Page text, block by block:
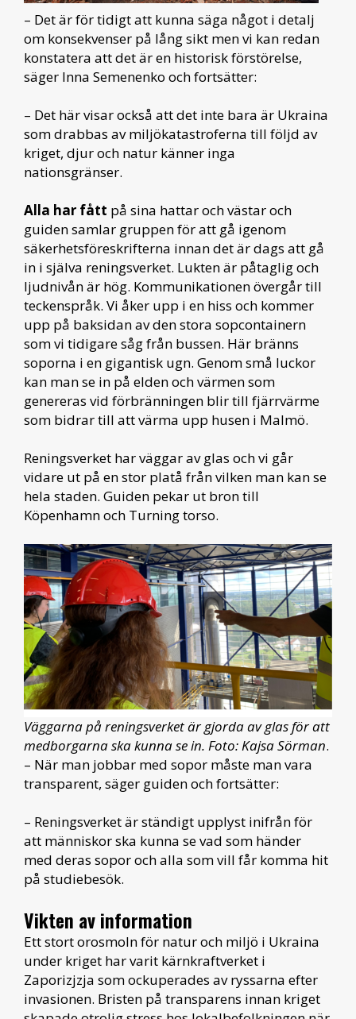
– Det är för tidigt att kunna säga något i detalj
om konsekvenser på lång sikt men vi kan redan
konstatera att det är en historisk förstörelse,
säger Inna Semenenko och fortsätter:
– Det här visar också att det inte bara är Ukraina
som drabbas av miljökatastroferna till följd av
kriget, djur och natur känner inga
nationsgränser.
Alla har fått på sina hattar och västar och
guiden samlar gruppen för att gå igenom
säkerhetsföreskrifterna innan det är dags att gå
in i själva reningsverket. Lukten är påtaglig och
ljudnivån är hög. Kommunikationen övergår till
teckenspråk. Vi åker upp i en hiss och kommer
upp på baksidan av den stora sopcontainern
som vi tidigare såg från bussen. Här bränns
soporna i en gigantisk ugn. Genom små luckor
kan man se in på elden och värmen som
genereras vid förbränningen blir till fjärrvärme
som bidrar till att värma upp husen i Malmö.
Reningsverket har väggar av glas och vi går
vidare ut på en stor platå från vilken man kan se
hela staden. Guiden pekar ut bron till
Köpenhamn och Turning torso.
Väggarna på reningsverket är gjorda av glas för att
medborgarna ska kunna se in. Foto: Kajsa Sörman.
– När man jobbar med sopor måste man vara
transparent, säger guiden och fortsätter:
– Reningsverket är ständigt upplyst inifrån för
att människor ska kunna se vad som händer
med deras sopor och alla som vill får komma hit
på studiebesök.
Vikten av information
Ett stort orosmoln för natur och miljö i Ukraina
under kriget har varit kärnkraftverket i
Zaporizjzja som ockuperades av ryssarna efter
invasionen. Bristen på transparens innan kriget